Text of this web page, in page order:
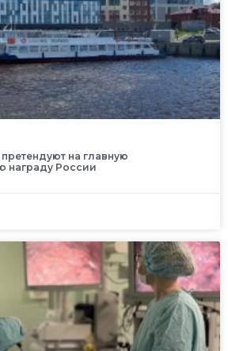
на главную
награду России